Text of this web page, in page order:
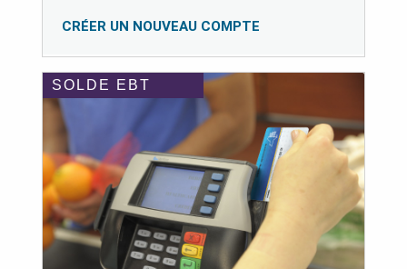
CRÉER UN NOUVEAU COMPTE
SOLDE EBT